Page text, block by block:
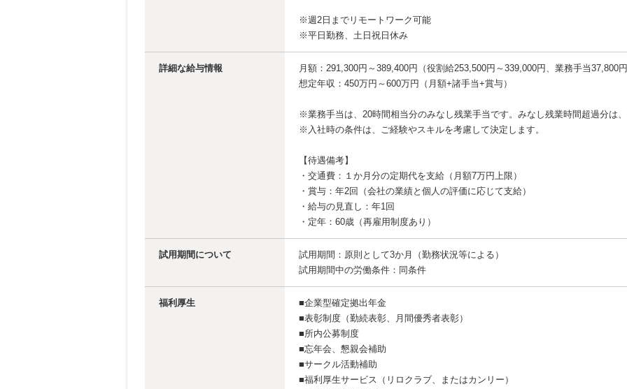
※週2日までリモートワーク可能
※平日勤務、土日祝日休み
詳細な給与情報
月額：291,300円～389,400円（役割給253,500円～339,000円、業務手当37,800円
想定年収：450万円～600万円（月額+諸手当+賞与）
※業務手当は、20時間相当分のみなし残業手当です。みなし残業時間超過分は、
※入社時の条件は、ご経験やスキルを考慮して決定します。
【待遇備考】
・交通費：１か月分の定期代を支給（月額7万円上限）
・賞与：年2回（会社の業績と個人の評価に応じて支給）
・給与の見直し：年1回
・定年：60歳（再雇用制度あり）
試用期間について
試用期間：原則として3か月（勤務状況等による）
試用期間中の労働条件：同条件
福利厚生
■企業型確定拠出年金
■表彰制度（勤続表彰、月間優秀者表彰）
■所内公募制度
■忘年会、懇親会補助
■サークル活動補助
■福利厚生サービス（リロクラブ、またはカンリー）